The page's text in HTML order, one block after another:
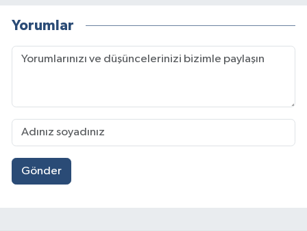
Yorumlar
Gönder